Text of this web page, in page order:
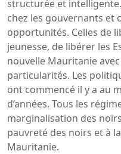
structurée et
chez les gouvernants et
opportunités. Celles de
jeunesse, de libérer les
nouvelle Mauritanie
particularités. Les
ont commencé il y a au
d’années. Tous les
marginalisation des
pauvreté des noirs et à
Mauritanie.